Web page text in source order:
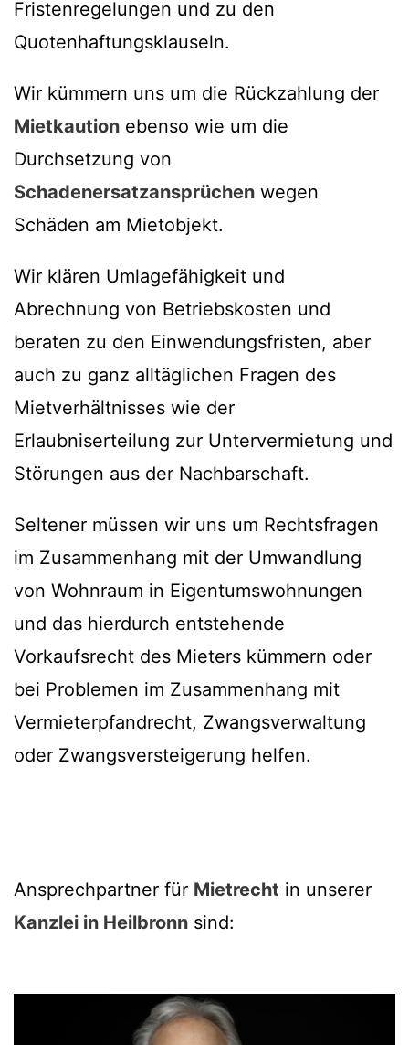
Fristenregelungen und zu den
Quotenhaftungsklauseln.
Wir kümmern uns um die Rückzahlung der
Mietkaution ebenso wie um die
Durchsetzung von
Schadenersatzansprüchen wegen
Schäden am Mietobjekt.
Wir klären Umlagefähigkeit und
Abrechnung von Betriebskosten und
beraten zu den Einwendungsfristen, aber
auch zu ganz alltäglichen Fragen des
Mietverhältnisses wie der
Erlaubniserteilung zur Untervermietung und
Störungen aus der Nachbarschaft.
Seltener müssen wir uns um Rechtsfragen
im Zusammenhang mit der Umwandlung
von Wohnraum in Eigentumswohnungen
und das hierdurch entstehende
Vorkaufsrecht des Mieters kümmern oder
bei Problemen im Zusammenhang mit
Vermieterpfandrecht, Zwangsverwaltung
oder Zwangsversteigerung helfen.
Ansprechpartner für Mietrecht in unserer
Kanzlei in Heilbronn sind: